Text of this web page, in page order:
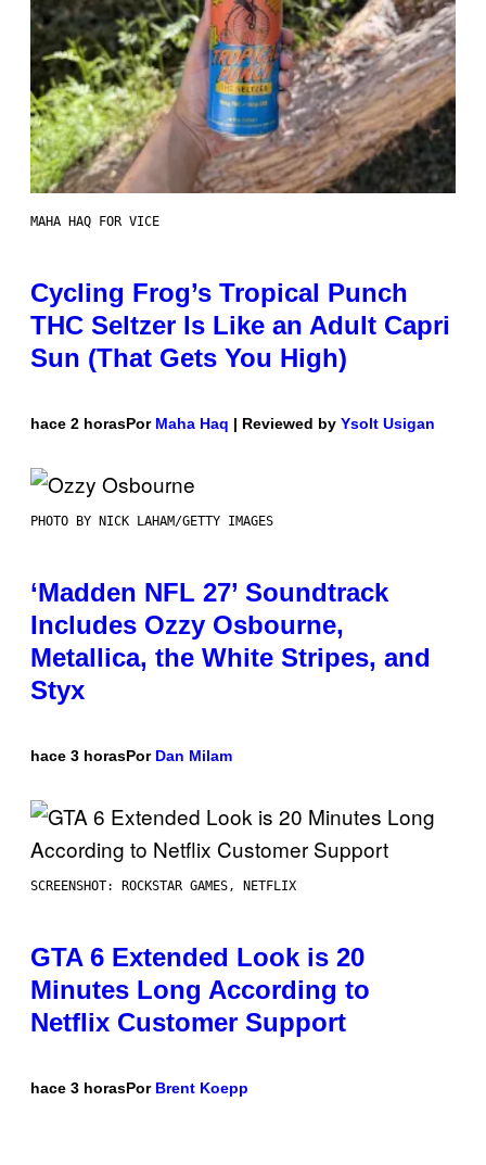
MAHA HAQ FOR VICE
Cycling Frog’s Tropical Punch
THC Seltzer Is Like an Adult Capri
Sun (That Gets You High)
hace 2 horasPor Maha Haq | Reviewed by Ysolt Usigan
PHOTO BY NICK LAHAM/GETTY IMAGES
‘Madden NFL 27’ Soundtrack
Includes Ozzy Osbourne,
Metallica, the White Stripes, and
Styx
hace 3 horasPor Dan Milam
SCREENSHOT: ROCKSTAR GAMES, NETFLIX
GTA 6 Extended Look is 20
Minutes Long According to
Netflix Customer Support
hace 3 horasPor Brent Koepp